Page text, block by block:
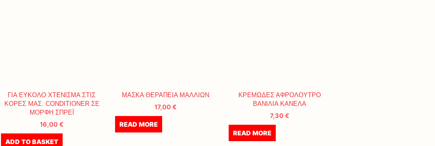
ΓΙΑ ΕΥΚΟΛΟ ΧΤΕΝΙΣΜΑ ΣΤΙΣ
ΚΟΡΕΣ ΜΑΣ. CONDITIONER ΣΕ
ΜΟΡΦΗ ΣΠΡΕΪ
16,00€
ADD TO BASKET
ΜΑΣΚΑ ΘΕΡΑΠΕΙΑ ΜΑΛΛΙΩΝ
17,00€
READ MORE
ΚΡΕΜΩΔΕΣ ΑΦΡΟΛΟΥΤΡΟ
ΒΑΝΙΛΙΑ ΚΑΝΕΛΑ
7,30€
READ MORE